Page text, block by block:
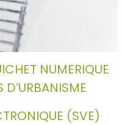
NUMERIQUE
D’URBANISME
(SVE)